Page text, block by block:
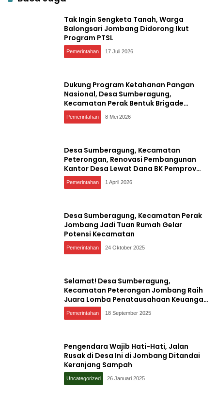
Tak Ingin Sengketa Tanah, Warga
Balongsari Jombang Didorong Ikut
Program PTSL
Pemerintahan 17 Juli 2026
Dukung Program Ketahanan Pangan
Nasional, Desa Sumberagung,
Kecamatan Perak Bentuk Brigade
Pangan
Pemerintahan 8 Mei 2026
Desa Sumberagung, Kecamatan
Peterongan, Renovasi Pembangunan
Kantor Desa Lewat Dana BK Pemprov
Jatim
Pemerintahan 1 April 2026
Desa Sumberagung, Kecamatan Perak
Jombang Jadi Tuan Rumah Gelar
Potensi Kecamatan
Pemerintahan 24 Oktober 2025
Selamat! Desa Sumberagung,
Kecamatan Peterongan Jombang Raih
Juara Lomba Penatausahaan Keuangan
Desa Semester Pertama
Pemerintahan 18 September 2025
Pengendara Wajib Hati-Hati, Jalan
Rusak di Desa Ini di Jombang Ditandai
Keranjang Sampah
Uncategorized 26 Januari 2025